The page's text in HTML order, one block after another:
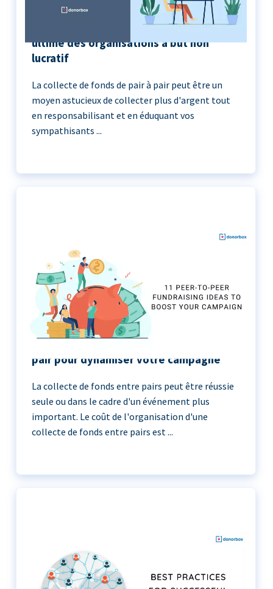
Peer-to-Peer Fundraising 101 | Le guide
ultime des organisations à but non
lucratif
La collecte de fonds de pair à pair peut être un
moyen astucieux de collecter plus d'argent tout
en responsabilisant et en éduquant vos
sympathisants ...
pair pour dynamiser votre campagne
La collecte de fonds entre pairs peut être réussie
seule ou dans le cadre d'un événement plus
important. Le coût de l'organisation d'une
collecte de fonds entre pairs est ...